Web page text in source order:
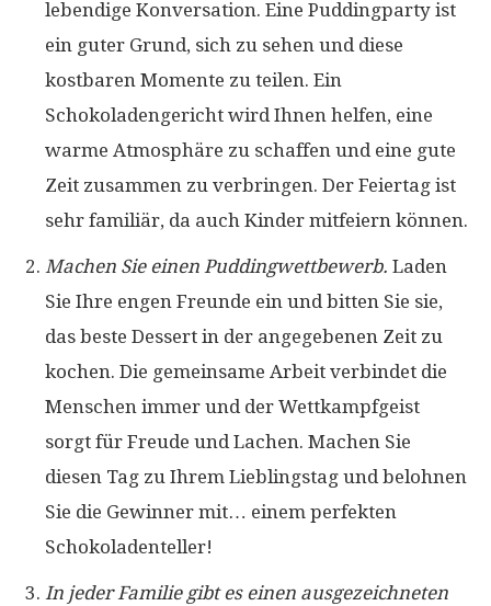
lebendige Konversation. Eine Puddingparty ist
ein guter Grund, sich zu sehen und diese
kostbaren Momente zu teilen. Ein
Schokoladengericht wird Ihnen helfen, eine
warme Atmosphäre zu schaffen und eine gute
Zeit zusammen zu verbringen. Der Feiertag ist
sehr familiär, da auch Kinder mitfeiern können.
Machen Sie einen Puddingwettbewerb. Laden
Sie Ihre engen Freunde ein und bitten Sie sie,
das beste Dessert in der angegebenen Zeit zu
kochen. Die gemeinsame Arbeit verbindet die
Menschen immer und der Wettkampfgeist
sorgt für Freude und Lachen. Machen Sie
diesen Tag zu Ihrem Lieblingstag und belohnen
Sie die Gewinner mit… einem perfekten
Schokoladenteller!
In jeder Familie gibt es einen ausgezeichneten